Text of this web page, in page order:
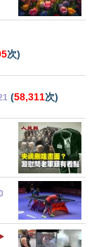
次)
(58,311次)